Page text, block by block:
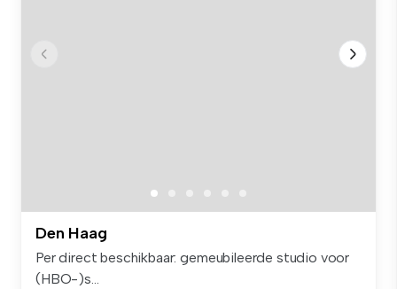
Den Haag
Per direct beschikbaar: gemeubileerde studio voor
(HBO-)s...